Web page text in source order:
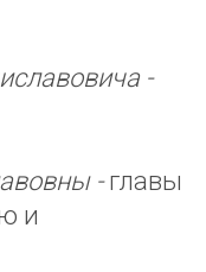
-
-главы
и